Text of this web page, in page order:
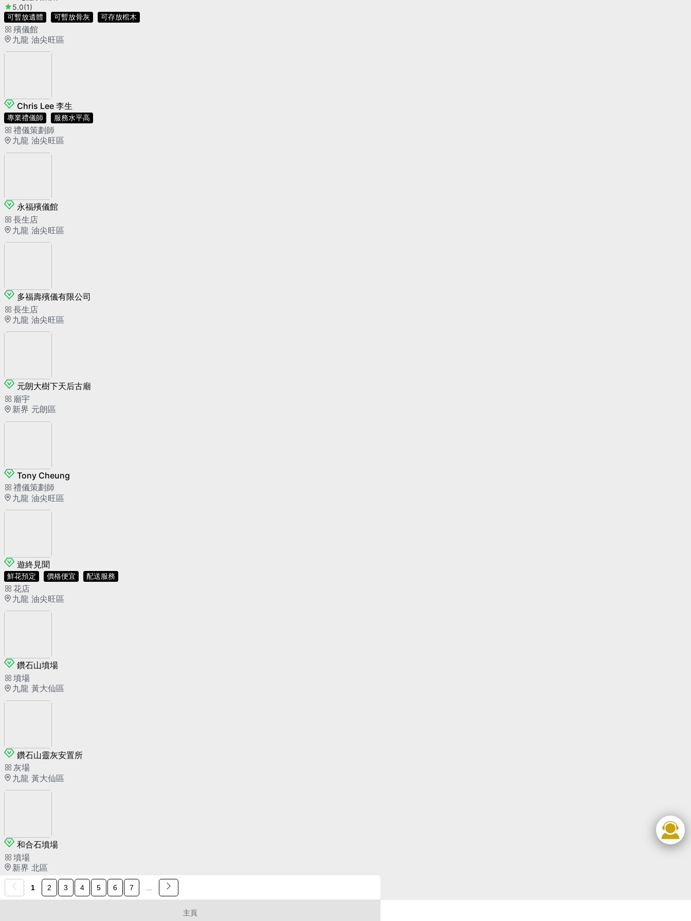
5.0(1)
可暫放遺體
可暫放骨灰 可存放棺木
殯儀館
九龍 油尖旺區
Chris Lee 李生
專業禮儀師 服務水平高
禮儀策劃師
九龍 油尖旺區
永福殯儀館
長生店
九龍 油尖旺區
多福壽殯儀有限公司
長生店
九龍 油尖旺區
元朗大樹下天后古廟
廟宇
新界 元朗區
Tony Cheung
禮儀策劃師
九龍 油尖旺區
遊終見聞
鮮花預定 價格便宜 配送服務
花店
九龍 油尖旺區
鑽石山墳場
墳場
九龍 黃大仙區
鑽石山靈灰安置所
灰場
九龍 黃大仙區
和合石墳場
墳場
新界 北區
1 2 3 4 5 6 7 ...
主頁